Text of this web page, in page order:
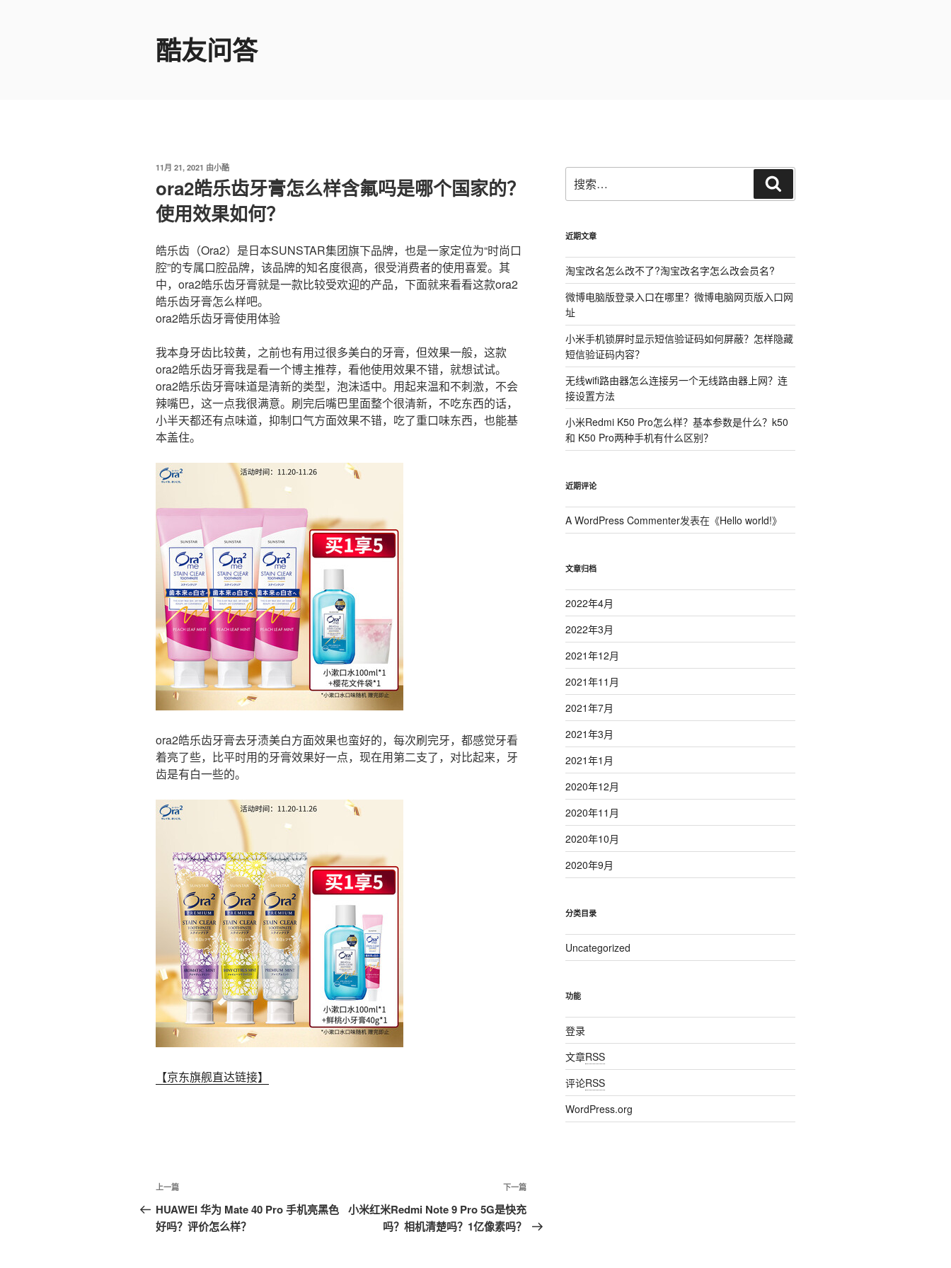
酷友问答
发
于
11月 21, 2021 由小酷
ora2皓乐齿牙膏怎么样含氟吗是哪个国家的？
使用效果如何？
皓乐齿（Ora2）是日本SUNSTAR集团旗下品牌，也是一家定位为“时尚口
腔”的专属口腔品牌，该品牌的知名度很高，很受消费者的使用喜爱。其
中，ora2皓乐齿牙膏就是一款比较受欢迎的产品，下面就来看看这款ora2
皓乐齿牙膏怎么样吧。
ora2皓乐齿牙膏使用体验
我本身牙齿比较黄，之前也有用过很多美白的牙膏，但效果一般，这款
ora2皓乐齿牙膏我是看一个博主推荐，看他使用效果不错，就想试试。
ora2皓乐齿牙膏味道是清新的类型，泡沫适中。用起来温和不刺激，不会
辣嘴巴，这一点我很满意。刷完后嘴巴里面整个很清新，不吃东西的话，
小半天都还有点味道，抑制口气方面效果不错，吃了重口味东西，也能基
本盖住。
ora2皓乐齿牙膏去牙渍美白方面效果也蛮好的，每次刷完牙，都感觉牙看
着亮了些，比平时用的牙膏效果好一点，现在用第二支了，对比起来，牙
齿是有白一些的。
【京东旗舰直达链接】
文
章
导
上
一
篇
上一篇
HUAWEI 华为 Mate 40 Pro 手机亮黑色
好吗？评价怎么样？
篇
下一篇
小米红米Redmi Note 9 Pro 5G是快充
吗？相机清楚吗？1亿像素吗？
索：
索
近期文章
淘宝改名怎么改不了?淘宝改名字怎么改会员名?
微博电脑版登录入口在哪里？微博电脑网页版入口网
址
小米手机锁屏时显示短信验证码如何屏蔽？怎样隐藏
短信验证码内容？
无线wifi路由器怎么连接另一个无线路由器上网？连
接设置方法
小米Redmi K50 Pro怎么样？基本参数是什么？k50
和 K50 Pro两种手机有什么区别？
近期评论
A WordPress Commenter发表在《Hello world!》
文章归档
2022年4月
2022年3月
2021年12月
2021年11月
2021年7月
2021年3月
2021年1月
2020年12月
2020年11月
2020年10月
2020年9月
分类目录
Uncategorized
功能
登录
文章RSS
评论RSS
WordPress.org